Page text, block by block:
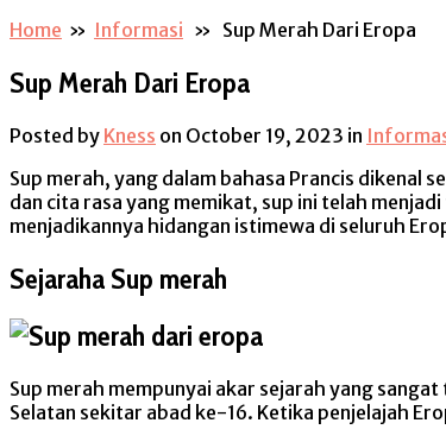
Home » Informasi » Sup Merah Dari Eropa
Sup Merah Dari Eropa
Posted by Kness on October 19, 2023 in
Sup merah, yang dalam bahasa Prancis dikenal
dan cita rasa yang memikat, sup ini telah
menjadikannya hidangan istimewa di seluruh
Sejaraha Sup merah
Sup merah mempunyai akar sejarah yang
Selatan sekitar abad ke-16. Ketika penjelajah